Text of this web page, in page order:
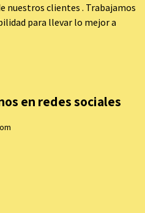
nuestros clientes . Trabajamos
para llevar lo mejor a
en redes sociales